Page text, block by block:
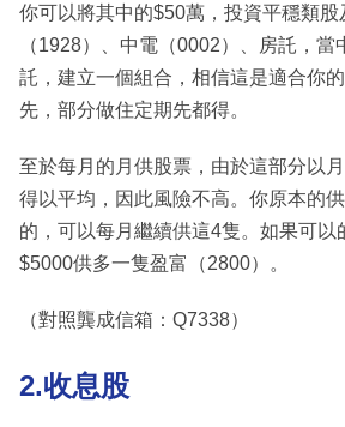
你可以將其中的$50萬，投資平穩類
（1928）、中電（0002）、房託，當
託，建立一個組合，相信這是適合你
先，部分做住定期先都得。
至於每月的月供股票，由於這部分以
得以平均，因此風險不高。你原本的
的，可以每月繼續供這4隻。如果可以
$5000供多一隻盈富（2800）。
（對照龔成信箱：Q7338）
2.收息股